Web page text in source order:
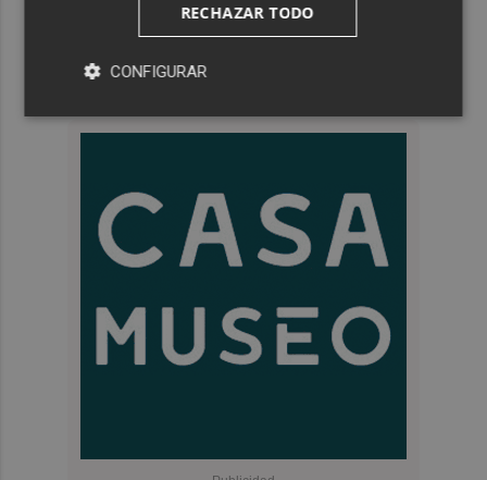
RECHAZAR TODO
CONFIGURAR